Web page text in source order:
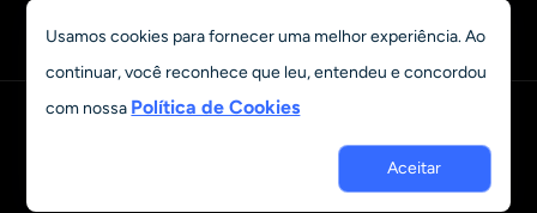
OpenClaw
© 2023 - 2026 Grand Vision Tech Software Limited. All rights
Usamos cookies para fornecer uma melhor experiência. Ao
continuar, você reconhece que leu, entendeu e concordou
com nossa Política de Cookies
Aceitar